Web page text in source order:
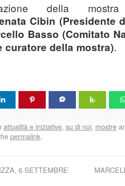
della
Cibin (Presidente
Basso (Comitato
curatore della mostra).
attualità e iniziative, su di noi, mostre
permalink.
6 SETTEMBRE